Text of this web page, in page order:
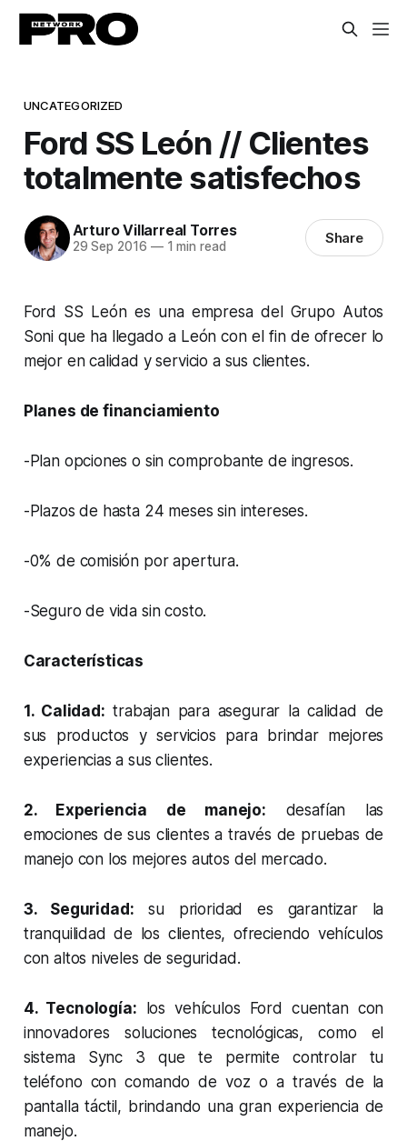
UNCATEGORIZED
Ford SS León // Clientes
totalmente satisfechos
Arturo Villarreal Torres
29 Sep 2016 —1 min read Share
Ford SS León es una empresa del Grupo Autos
Soni que ha llegado a León con el fin de ofrecer lo
mejor en calidad y servicio a sus clientes.
Planes de financiamiento
-Plan opciones o sin comprobante de ingresos.
-Plazos de hasta 24 meses sin intereses.
-0% de comisión por apertura.
-Seguro de vida sin costo.
Características
1. Calidad: trabajan para asegurar la calidad de
sus productos y servicios para brindar mejores
experiencias a sus clientes.
2. Experiencia de manejo: desafían las
emociones de sus clientes a través de pruebas de
manejo con los mejores autos del mercado.
3. Seguridad: su prioridad es garantizar la
tranquilidad de los clientes, ofreciendo vehículos
con altos niveles de seguridad.
4. Tecnología: los vehículos Ford cuentan con
innovadores soluciones tecnológicas, como el
sistema Sync 3 que te permite controlar tu
teléfono con comando de voz o a través de la
pantalla táctil, brindando una gran experiencia de
manejo.